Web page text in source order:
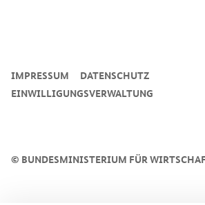
© BUNDESMINISTERIUM FÜR
IMPRESSUM
DATENSCHUTZ
EINWILLIGUNGSVERWALTUNG